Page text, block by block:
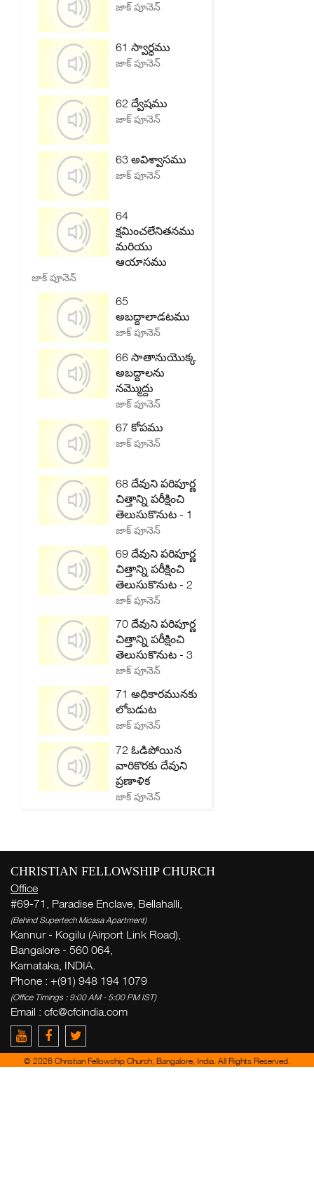
జాక్ పూనెన్
61 స్వార్ధము
జాక్ పూనెన్
62 ద్వేషము
జాక్ పూనెన్
63 అవిశ్వాసము
జాక్ పూనెన్
64
క్షమించలేనితనము
మరియు
ఆయాసము
జాక్ పూనెన్
65
అబద్దాలాడటము
జాక్ పూనెన్
66 సాతానుయొక్క
అబద్దాలను
నమ్మొద్దు
జాక్ పూనెన్
67 కోపము
జాక్ పూనెన్
68 దేవుని పరిపూర్ణ
చిత్తాన్ని పరీక్షించి
తెలుసుకొనుట - 1
జాక్ పూనెన్
69 దేవుని పరిపూర్ణ
చిత్తాన్ని పరీక్షించి
తెలుసుకొనుట - 2
జాక్ పూనెన్
70 దేవుని పరిపూర్ణ
చిత్తాన్ని పరీక్షించి
తెలుసుకొనుట - 3
జాక్ పూనెన్
71 అధికారమునకు
లోబడుట
జాక్ పూనెన్
72 ఓడిపోయిన
వారికొరకు దేవుని
ప్రణాళిక
జాక్ పూనెన్
CHRISTIAN FELLOWSHIP CHURCH
Office
#69-71, Paradise Enclave, Bellahalli,
(Behind Supertech Micasa Apartment)
Kannur - Kogilu (Airport Link Road),
Bangalore - 560 064,
Karnataka, INDIA.
Phone : +(91) 948 194 1079
(Office Timings : 9:00 AM - 5:00 PM IST)
Email : cfc@cfcindia.com
© 2026 Christian Fellowship Church, Bangalore, India. All Rights Reserved.